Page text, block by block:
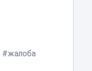
жалоба